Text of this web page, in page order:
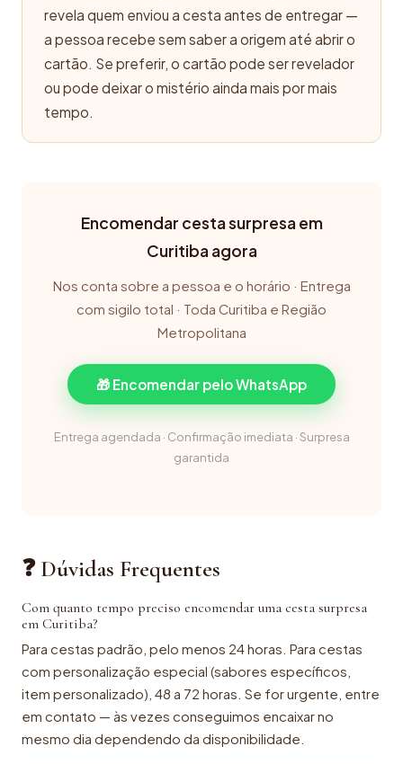
revela quem enviou a cesta antes de entregar —
a pessoa recebe sem saber a origem até abrir o
cartão. Se preferir, o cartão pode ser revelador
ou pode deixar o mistério ainda mais por mais
tempo.
Encomendar cesta surpresa em
Curitiba agora
Nos conta sobre a pessoa e o horário · Entrega
com sigilo total · Toda Curitiba e Região
Metropolitana
🎁 Encomendar pelo WhatsApp
Entrega agendada · Confirmação imediata · Surpresa
garantida
❓ Dúvidas Frequentes
Com quanto tempo preciso encomendar uma cesta surpresa
em Curitiba?
Para cestas padrão, pelo menos 24 horas. Para cestas
com personalização especial (sabores específicos,
item personalizado), 48 a 72 horas. Se for urgente, entre
em contato — às vezes conseguimos encaixar no
mesmo dia dependendo da disponibilidade.